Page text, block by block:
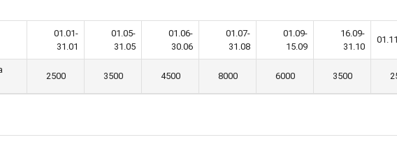
01.01-
31.01
01.05-
31.05
01.06-
30.06
01.07-
31.08
01.09-
15.09
16.09-
31.10
2500 3500 4500 8000 6000 3500